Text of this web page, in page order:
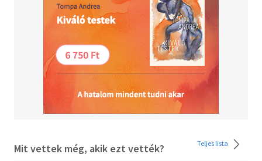
formálódó válaszok között is.
Mit vettek még, akik ezt vették? Teljes lista